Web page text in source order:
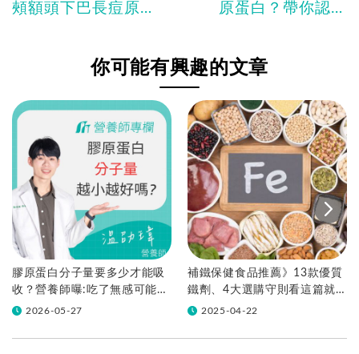
頰額頭下巴長痘原因
原蛋白？帶你認識
白」的優勢與好處
你可能有興趣的文章
膠原蛋白分子量要多少才能吸
收？營養師曝:吃了無感可能是
這些原因
2026-05-27
補鐵保健食品推薦》13款優質
鐵劑、4大選購守則看這篇就
夠了！
2025-04-22